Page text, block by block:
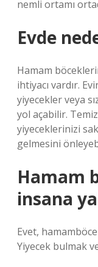
nemli ortamı
Evde
Hamam
ihtiyacı vardır.
yiyecekler veya
yol açabilir.
yiyeceklerinizi
gelmesini
Hamam
insana
Evet,
Yiyecek bulmak